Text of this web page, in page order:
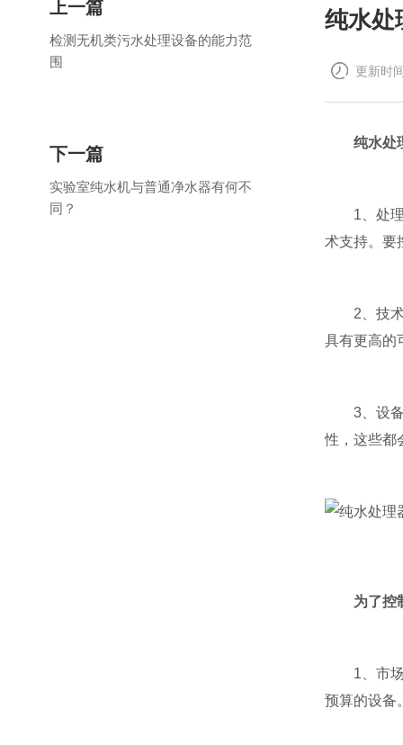
纯水处
更新时
纯水处
1、处理
术支持。要
2、技术
具有更高的
3、设备
性，这些都
为了控
1、市场
预算的设备
上一篇
检测无机类污水处理设备的能力范
围
下一篇
实验室纯水机与普通净水器有何不
同？